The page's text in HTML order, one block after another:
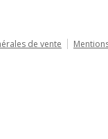
de vente